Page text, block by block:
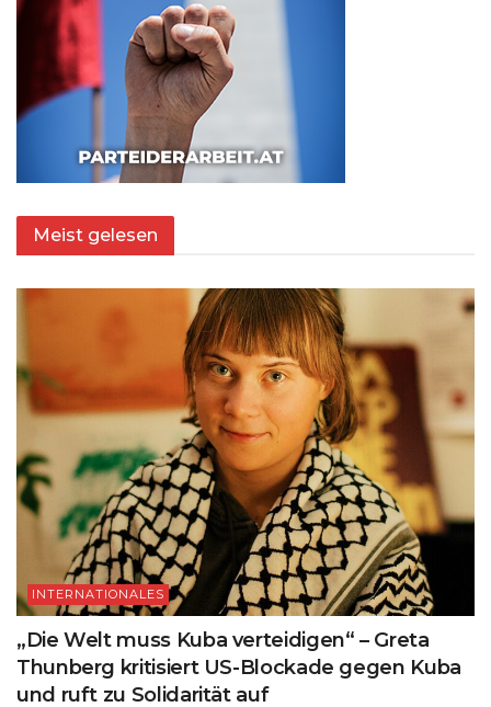
Meist gelesen
INTERNATIONALES
„Die Welt muss Kuba verteidigen“ – Greta
Thunberg kritisiert US-Blockade gegen Kuba
und ruft zu Solidarität auf